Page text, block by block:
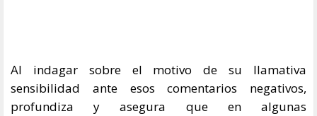
Al indagar sobre el motivo de su llamativa
sensibilidad ante esos comentarios negativos,
profundiza y asegura que en algunas